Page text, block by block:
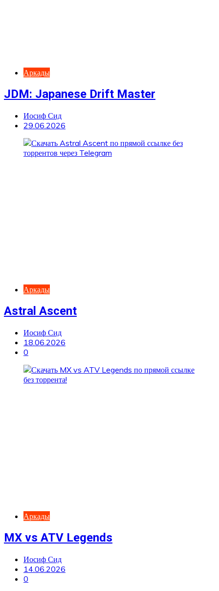
Аркады
JDM: Japanese Drift Master
Иосиф Сид
29.06.2026
Аркады
Astral Ascent
Иосиф Сид
18.06.2026
0
Аркады
MX vs ATV Legends
Иосиф Сид
14.06.2026
0